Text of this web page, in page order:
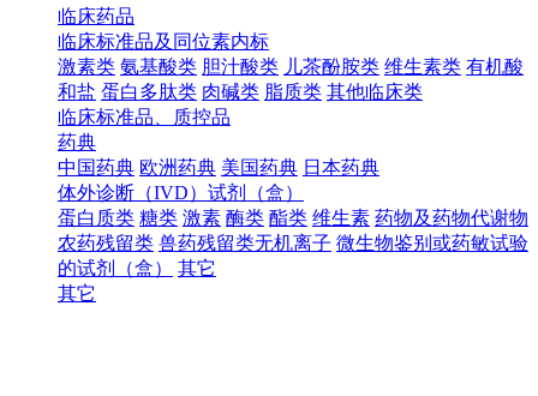
临床药品
临床标准品及同位素内标
激素类 氨基酸类 胆汁酸类 儿茶酚胺类 维生素类 有机酸
和盐 蛋白多肽类 肉碱类 脂质类 其他临床类
临床标准品、质控品
药典
中国药典 欧洲药典 美国药典 日本药典
体外诊断（IVD）试剂（盒）
蛋白质类 糖类 激素 酶类 酯类 维生素 药物及药物代谢物
农药残留类 兽药残留类无机离子 微生物鉴别或药敏试验
的试剂（盒）
其它
其它